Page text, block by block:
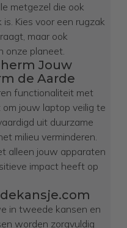
metgezel die ook
Kies voor een rugzak
maar ook
onze planeet.
Jouw
de Aarde
functionaliteit met
jouw laptop veilig te
uit duurzame
milieu verminderen.
alleen jouw apparaten
impact heeft op
in tweede kansen en
worden zorgvuldig